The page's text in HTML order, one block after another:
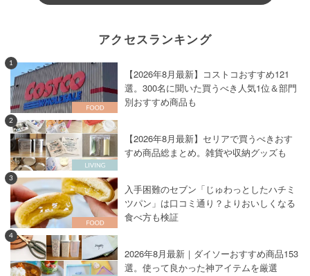
アクセスランキング
1
【2026年8月最新】コストコおすすめ121
選。300名に聞いた買うべき人気1位＆部門
別おすすめ商品も
2
【2026年8月最新】セリアで買うべきおす
すめ商品総まとめ。雑貨や収納グッズも
3
入手困難のセブン「じゅわっとしたハチミ
ツパン」は口コミ通り？よりおいしくなる
食べ方も検証
4
2026年8月最新｜ダイソーおすすめ商品153
選。使って良かった神アイテムを厳選